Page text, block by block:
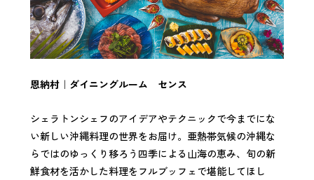
恩納村｜ダイニングルーム センス
シェラトンシェフのアイデアやテクニックで今までにな
い新しい沖縄料理の世界をお届け。亜熱帯気候の沖縄な
らではのゆっくり移ろう四季による山海の恵み、旬の新
鮮食材を活かした料理をフルブッフェで堪能してほし